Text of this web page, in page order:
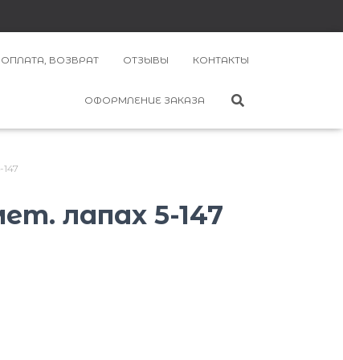
ВОЗВРАТ ОТЗЫВЫ КОНТАКТЫ
ОФОРМЛЕНИЕ ЗАКАЗА
лапах 5-147